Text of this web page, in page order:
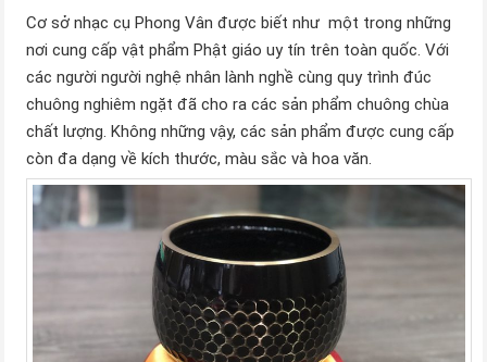
Cơ sở nhạc cụ Phong Vân được biết như một trong những
nơi cung cấp vật phẩm Phật giáo uy tín trên toàn quốc. Với
các người người nghệ nhân lành nghề cùng quy trình đúc
chuông nghiêm ngặt đã cho ra các sản phẩm chuông chùa
chất lượng. Không những vậy, các sản phẩm được cung cấp
còn đa dạng về kích thước, màu sắc và hoa văn.